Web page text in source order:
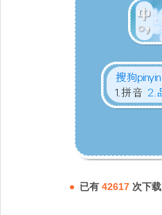
已有 42617 次下载